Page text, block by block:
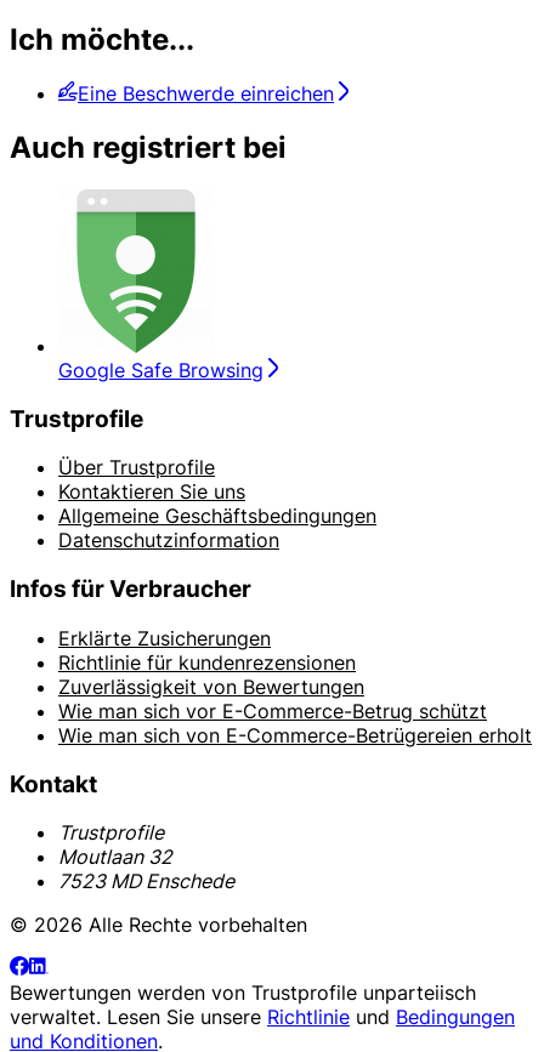
Ich möchte...
Eine Beschwerde einreichen
Auch registriert bei
Google Safe Browsing
Trustprofile
Über Trustprofile
Kontaktieren Sie uns
Allgemeine Geschäftsbedingungen
Datenschutzinformation
Infos für Verbraucher
Erklärte Zusicherungen
Richtlinie für kundenrezensionen
Zuverlässigkeit von Bewertungen
Wie man sich vor E-Commerce-Betrug schützt
Wie man sich von E-Commerce-Betrügereien erholt
Kontakt
Trustprofile
Moutlaan 32
7523 MD Enschede
© 2026 Alle Rechte vorbehalten
Bewertungen werden von Trustprofile unparteiisch
verwaltet. Lesen Sie unsere Richtlinie und Bedingungen
und Konditionen.